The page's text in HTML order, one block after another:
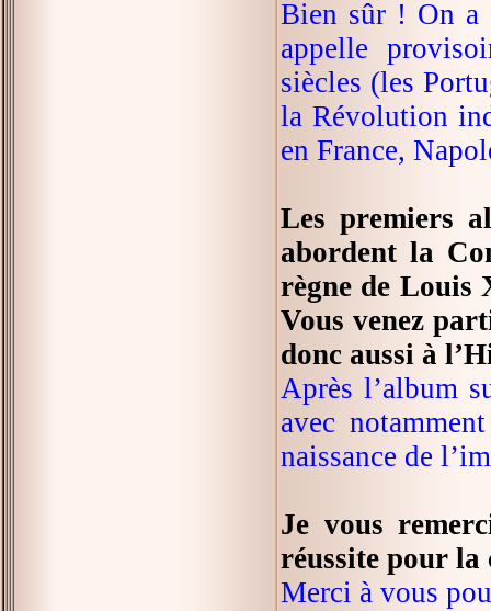
Bien sûr ! On a
appelle
siècles (les
la Révolution
en France,
Les premiers
abordent la
règne de Louis
Vous venez
donc aussi à
Après l’album
avec
naissance de
Je vous
réussite pour la
Merci à vous